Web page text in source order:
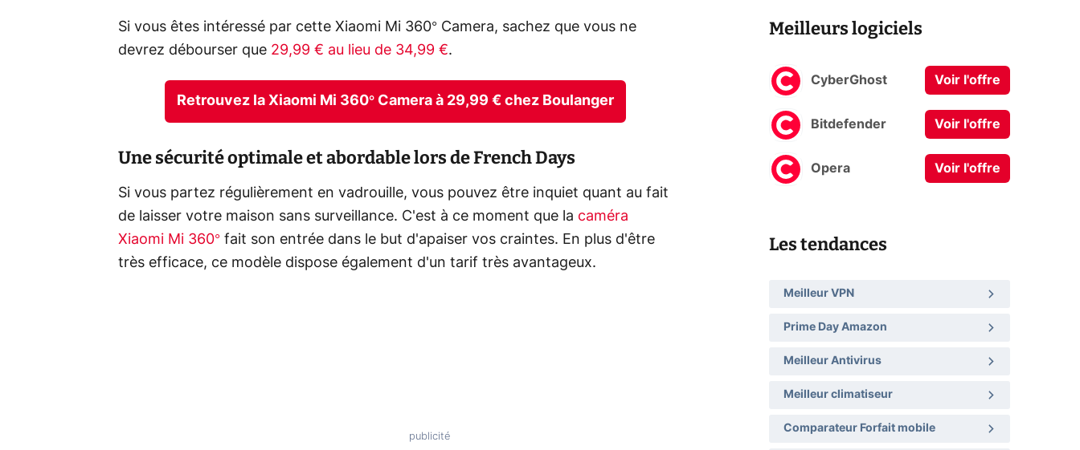
Si vous êtes intéressé par cette Xiaomi Mi 360° Camera, sachez que vous ne
devrez débourser que 29,99 € au lieu de 34,99 €.
Retrouvez la Xiaomi Mi 360° Camera à 29,99 € chez Boulanger
Une sécurité optimale et abordable lors de French Days
Si vous partez régulièrement en vadrouille, vous pouvez être inquiet quant au fait
de laisser votre maison sans surveillance. C'est à ce moment que la caméra
Xiaomi Mi 360° fait son entrée dans le but d'apaiser vos craintes. En plus d'être
très efficace, ce modèle dispose également d'un tarif très avantageux.
Meilleurs logiciels
CyberGhost Voir l'offre
Bitdefender Voir l'offre
Opera Voir l'offre
Les tendances
Meilleur VPN
Prime Day Amazon
Meilleur Antivirus
Meilleur climatiseur
Comparateur Forfait mobile